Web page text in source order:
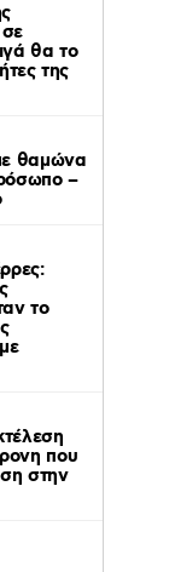
θα το
της
θαμώνα
–
το
που
στην